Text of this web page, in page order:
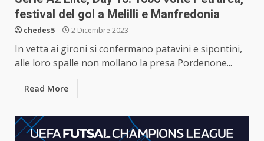
festival del gol a Melilli e Manfredonia
chedes5 2 Dicembre 2023
In vetta ai gironi si confermano patavini e sipontini,
alle loro spalle non mollano la presa Pordenone...
Read More